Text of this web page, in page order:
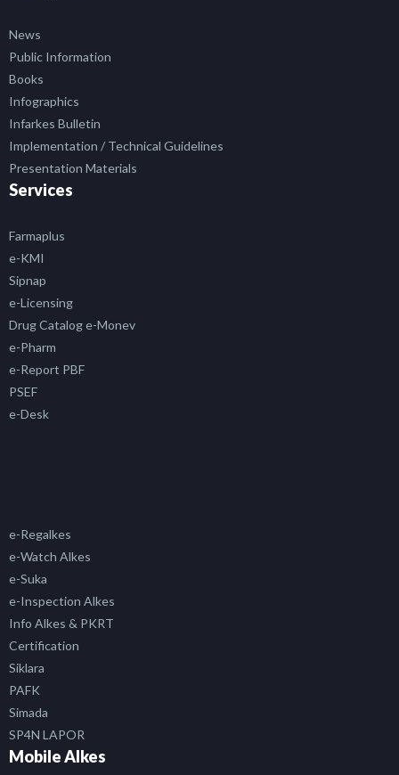
News
Public Information
Books
Infographics
Infarkes Bulletin
Implementation / Technical Guidelines
Presentation Materials
Services
Farmaplus
e-KMI
Sipnap
e-Licensing
Drug Catalog e-Monev
e-Pharm
e-Report PBF
PSEF
e-Desk
e-Regalkes
e-Watch Alkes
e-Suka
e-Inspection Alkes
Info Alkes & PKRT
Certification
Siklara
PAFK
Simada
SP4N LAPOR
Mobile Alkes